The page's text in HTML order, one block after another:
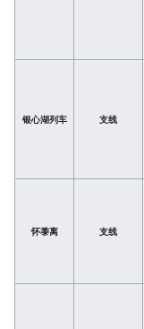
银心湖列车 支线
怀黍离 支线